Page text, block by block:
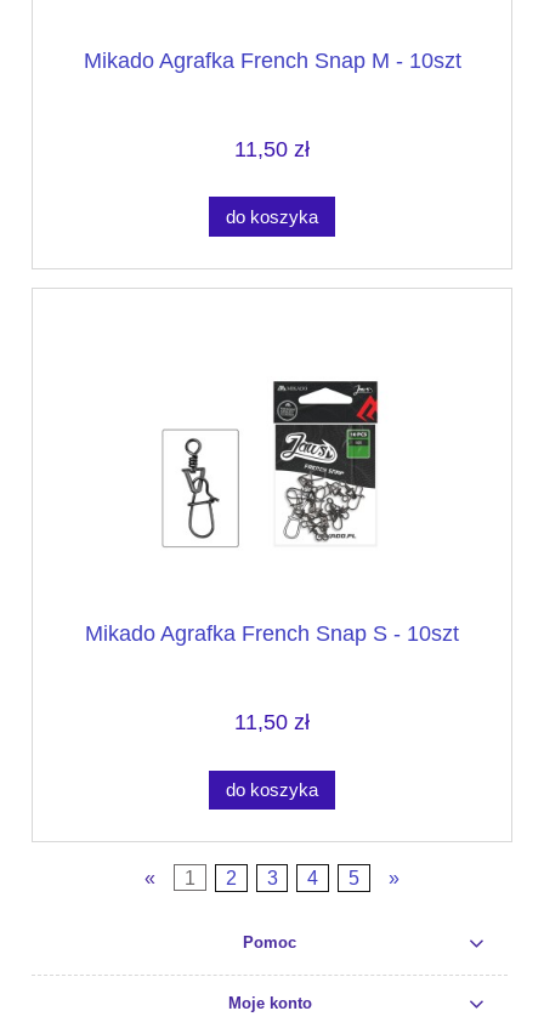
Mikado Agrafka French Snap M - 10szt
11,50 zł
do koszyka
Mikado Agrafka French Snap S - 10szt
11,50 zł
do koszyka
« 1 2 3 4 5 »
Pomoc
Moje konto